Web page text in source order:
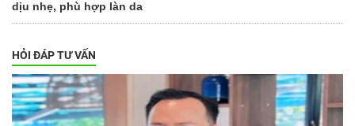
dịu nhẹ, phù hợp làn da
HỎI ĐÁP TƯ VẤN